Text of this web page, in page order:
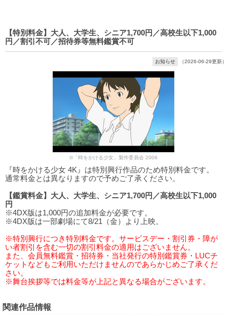
【特別料金】大人、大学生、シニア1,700円／高校生以下1,000
円／割引不可／招待券等無料鑑賞不可
お知らせ （2026-06-29更新）
©「時をかける少女」製作委員会 2006
『時をかける少女 4K』は特別興行作品のため特別料金です。
通常料金とは異なりますので予めご了承ください。
【鑑賞料金】大人、大学生、シニア1,700円／高校生以下1,000
円
※4DX版は1,000円の追加料金が必要です。
※4DX版は一部劇場にて8/21（金）より上映。
※特別興行につき特別料金です。サービスデー・割引券・障が
い者割引を含む一切の割引料金の適用はございません。
また、会員無料鑑賞・招待券・当社発行の特別鑑賞券・LUCチ
ケットなどもご利用いただけませんのであらかじめご了承くだ
さい。
※舞台挨拶等では料金等が上記と異なる場合がございます。
関連作品情報